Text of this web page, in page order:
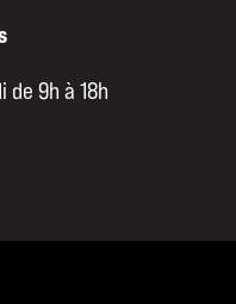
de 9h à 18h